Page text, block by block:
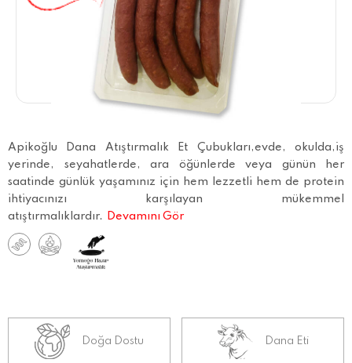
Apikoğlu Dana Atıştırmalık Et Çubukları,evde, okulda,iş
yerinde, seyahatlerde, ara öğünlerde veya günün her
saatinde günlük yaşamınız için hem lezzetli hem de protein
ihtiyacınızı karşılayan mükemmel
atıştırmalıklardır.
Devamını Gör
Doğa Dostu Dana Eti